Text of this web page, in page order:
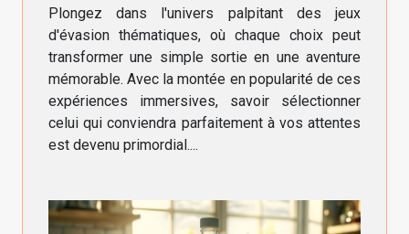
aventure
Plongez dans l'univers palpitant des jeux
d'évasion thématiques, où chaque choix peut
transformer une simple sortie en une aventure
mémorable. Avec la montée en popularité de ces
expériences immersives, savoir sélectionner
celui qui conviendra parfaitement à vos attentes
est devenu primordial....